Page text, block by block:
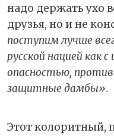
надо держать ухо
друзья, но и не
поступим лучше
русской нацией как
опасностью,
защитные дамбы».
Этот колоритный,